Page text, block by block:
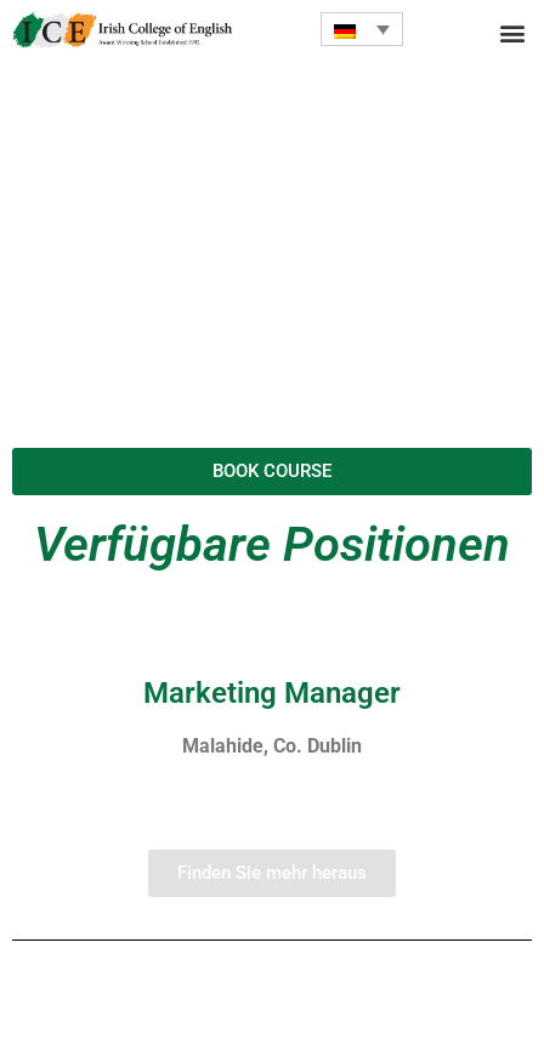
BOOK COURSE
Verfügbare Positionen
Marketing Manager
Malahide, Co. Dublin
Finden Sie mehr heraus